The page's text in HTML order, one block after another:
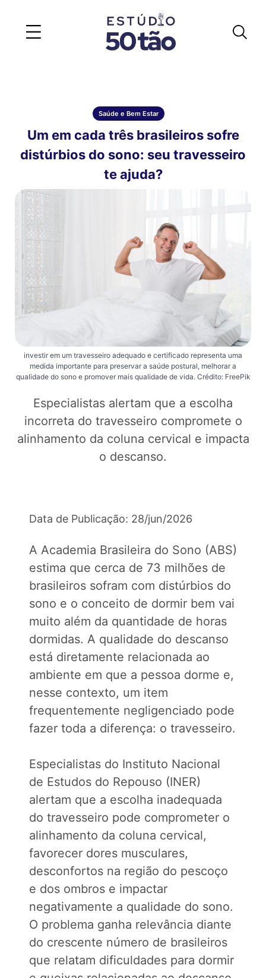
Saúde e Bem Estar
Um em cada três brasileiros sofre
distúrbios do sono: seu travesseiro
te ajuda?
investir em um travesseiro adequado e certificado representa uma
medida importante para preservar a saúde postural, melhorar a
qualidade do sono e promover mais qualidade de vida. Crédito: FreePik
Especialistas alertam que a escolha
incorreta do travesseiro compromete o
alinhamento da coluna cervical e impacta
o descanso.
Data de Publicação: 28/jun/2026
A Academia Brasileira do Sono (ABS)
estima que cerca de 73 milhões de
brasileiros sofram com distúrbios do
sono e o conceito de dormir bem vai
muito além da quantidade de horas
dormidas. A qualidade do descanso
está diretamente relacionada ao
ambiente em que a pessoa dorme e,
nesse contexto, um item
frequentemente negligenciado pode
fazer toda a diferença: o travesseiro.
Especialistas do Instituto Nacional
de Estudos do Repouso (INER)
alertam que a escolha inadequada
do travesseiro pode comprometer o
alinhamento da coluna cervical,
favorecer dores musculares,
desconfortos na região do pescoço
e dos ombros e impactar
negativamente a qualidade do sono.
O problema ganha relevância diante
do crescente número de brasileiros
que relatam dificuldades para dormir